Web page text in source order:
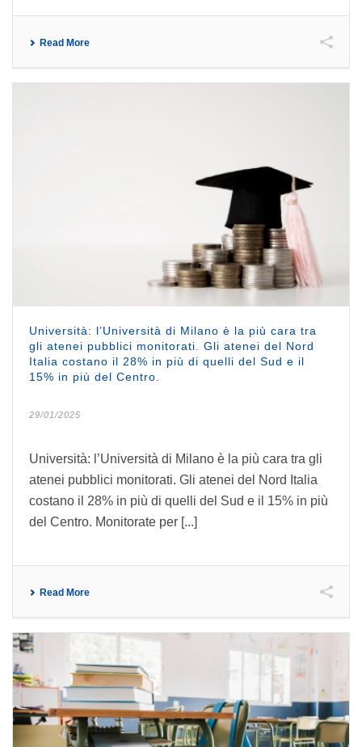
Read More
Università: l’Università di Milano è la più cara tra
gli atenei pubblici monitorati. Gli atenei del Nord
Italia costano il 28% in più di quelli del Sud e il
15% in più del Centro.
29/01/2025
Università: l’Università di Milano è la più cara tra gli
atenei pubblici monitorati. Gli atenei del Nord Italia
costano il 28% in più di quelli del Sud e il 15% in più
del Centro. Monitorate per [...]
Read More